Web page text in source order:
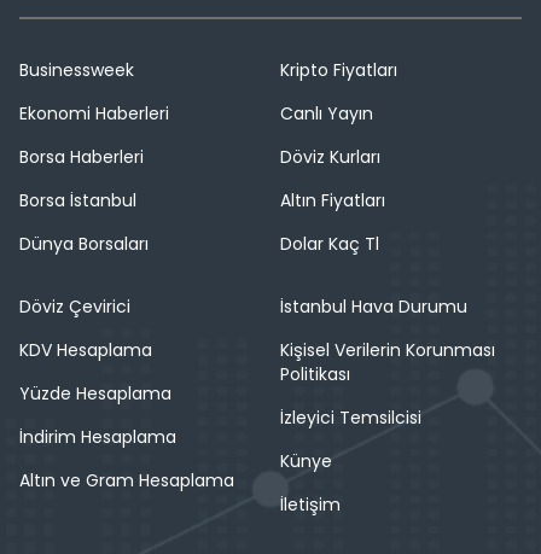
Businessweek
Ekonomi Haberleri
Borsa Haberleri
Borsa İstanbul
Dünya Borsaları
Kripto Fiyatları
Canlı Yayın
Döviz Kurları
Altın Fiyatları
Dolar Kaç Tl
Döviz Çevirici
KDV Hesaplama
Yüzde Hesaplama
İndirim Hesaplama
Altın ve Gram Hesaplama
İstanbul Hava Durumu
Kişisel Verilerin Korunması
Politikası
İzleyici Temsilcisi
Künye
İletişim